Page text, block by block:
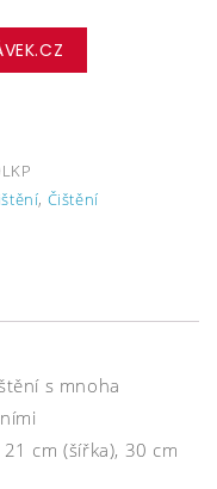
, Čištění
s mnoha
cm (šířka), 30 cm